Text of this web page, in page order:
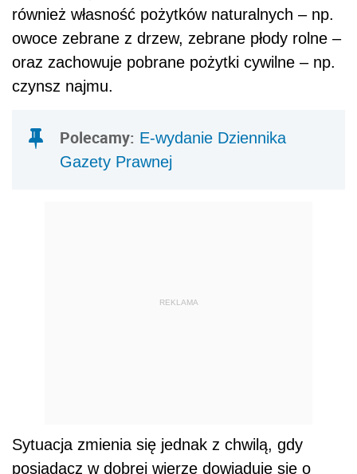
również własność pożytków naturalnych – np.
owoce zebrane z drzew, zebrane płody rolne –
oraz zachowuje pobrane pożytki cywilne – np.
czynsz najmu.
Polecamy: E-wydanie Dziennika
Gazety Prawnej
REKLAMA
Sytuacja zmienia się jednak z chwilą, gdy
posiadacz w dobrej wierze dowiaduje się o